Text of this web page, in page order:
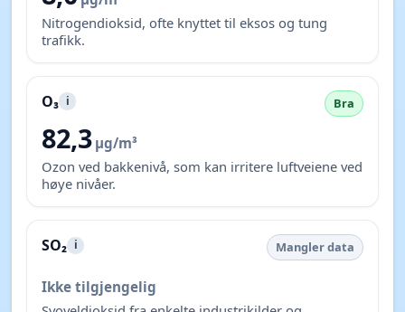
Nitrogendioksid, ofte knyttet til eksos og tung
trafikk.
O₃ i Bra
82,3 µg/m³
Ozon ved bakkenivå, som kan irritere luftveiene ved
høye nivåer.
SO₂ i Mangler data
Ikke tilgjengelig